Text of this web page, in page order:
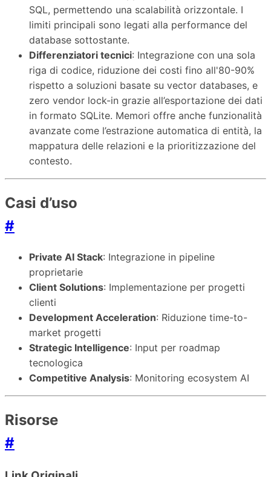
SQL, permettendo una scalabilità orizzontale. I
limiti principali sono legati alla performance del
database sottostante.
Differenziatori tecnici: Integrazione con una sola
riga di codice, riduzione dei costi fino all'80-90%
rispetto a soluzioni basate su vector databases, e
zero vendor lock-in grazie all’esportazione dei dati
in formato SQLite. Memori offre anche funzionalità
avanzate come l’estrazione automatica di entità, la
mappatura delle relazioni e la prioritizzazione del
contesto.
Casi d’uso
#
Private AI Stack: Integrazione in pipeline
proprietarie
Client Solutions: Implementazione per progetti
clienti
Development Acceleration: Riduzione time-to-
market progetti
Strategic Intelligence: Input per roadmap
tecnologica
Competitive Analysis: Monitoring ecosystem AI
Risorse
#